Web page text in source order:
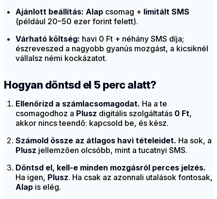
Ajánlott beállítás: Alap csomag + limitált SMS
(például 20–50 ezer forint felett).
Várható költség: havi 0 Ft + néhány SMS díja;
észreveszed a nagyobb gyanús mozgást, a kicsiknél
vállalsz némi kockázatot.
Hogyan döntsd el 5 perc alatt?
Ellenőrizd a számlacsomagodat. Ha a te
csomagodhoz a Plusz digitális szolgáltatás 0 Ft,
akkor nincs teendő: kapcsold be, és kész.
Számold össze az átlagos havi tételeidet. Ha sok, a
Plusz jellemzően olcsóbb, mint a tucatnyi SMS.
Döntsd el, kell-e minden mozgásról perces jelzés.
Ha igen, Plusz. Ha csak az azonnali utalások fontosak,
Alap is elég.